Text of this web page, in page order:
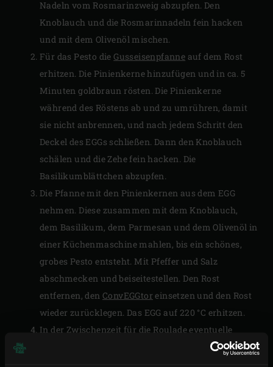
Nadeln vom Rosmarinzweig abzupfen. Den
Knoblauch und die Rosmarinnadeln fein hacken
und mit dem Olivenöl mischen.
Für das Pesto dieGusseisenpfanne auf dem Rost
erhitzen. Die Pinienkerne hinzufügen und in ca. 5
Minuten goldbraun rösten. Die Pinienkerne
während des Röstens ab und zu umrühren, damit
sie nicht anbrennen, und nach jedem Schritt den
Deckel des EGGs schließen. Dann den Knoblauch
schälen und die Zehe fein hacken. Die
Basilikumblättchen abzupfen.
Die Pfanne mit den Pinienkernen aus dem EGG
nehmen. Diese zusammen mit dem Knoblauch,
dem Basilikum, dem Parmesan und dem Olivenöl in
einer Küchenmaschine mahlen, bis ein schönes,
grobes Pesto entsteht. Mit Pfeffer und Salz
abschmecken und beiseitestellen. Den Rost
entfernen, denConvEGGtor einsetzen und den Rost
wieder zurücklegen. Das EGG auf 220 °C erhitzen.
In der Zwischenzeit für die Roulade eventuelle
Häute vom Bavette abschneiden und das Fleisch